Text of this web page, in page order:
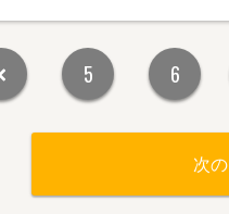
5 6
次の